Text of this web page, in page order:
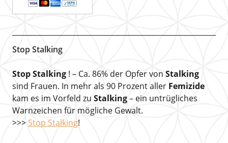
Stop Stalking
Stop Stalking! – Ca. 86% der Opfer von Stalking
sind Frauen. In mehr als 90 Prozent aller Femizide
kam es im Vorfeld zu Stalking– ein untrügliches
Warnzeichen für mögliche Gewalt.
>>> Stop Stalking!